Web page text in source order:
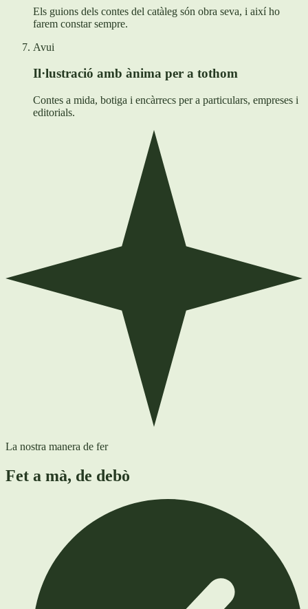
Els guions dels contes del catàleg són obra seva, i així ho
farem constar sempre.
Avui
Il·lustració amb ànima per a tothom
Contes a mida, botiga i encàrrecs per a particulars, empreses i
editorials.
La nostra manera de fer
Fet a mà, de debò